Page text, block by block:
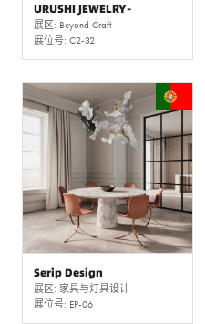
URUSHI JEWELRY-
展区: Beyond Craft
展位号: C2-32
Serip Design
展区: 家具与灯具设计
展位号: EP-06